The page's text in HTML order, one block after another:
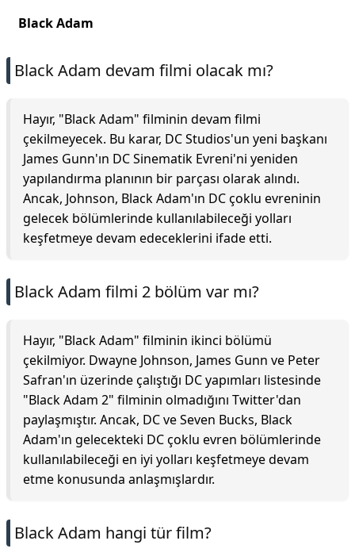
Black Adam
Black Adam devam filmi olacak mı?
Hayır, "Black Adam" filminin devam filmi
çekilmeyecek. Bu karar, DC Studios'un yeni başkanı
James Gunn'ın DC Sinematik Evreni'ni yeniden
yapılandırma planının bir parçası olarak alındı.
Ancak, Johnson, Black Adam'ın DC çoklu evreninin
gelecek bölümlerinde kullanılabileceği yolları
keşfetmeye devam edeceklerini ifade etti.
Black Adam filmi 2 bölüm var mı?
Hayır, "Black Adam" filminin ikinci bölümü
çekilmiyor. Dwayne Johnson, James Gunn ve Peter
Safran'ın üzerinde çalıştığı DC yapımları listesinde
"Black Adam 2" filminin olmadığını Twitter'dan
paylaşmıştır. Ancak, DC ve Seven Bucks, Black
Adam'ın gelecekteki DC çoklu evren bölümlerinde
kullanılabileceği en iyi yolları keşfetmeye devam
etme konusunda anlaşmışlardır.
Black Adam hangi tür film?